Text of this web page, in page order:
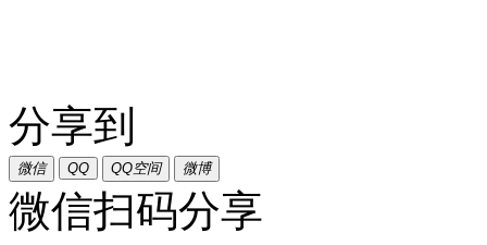
分享到
微信 QQ QQ空间 微博
微信扫码分享